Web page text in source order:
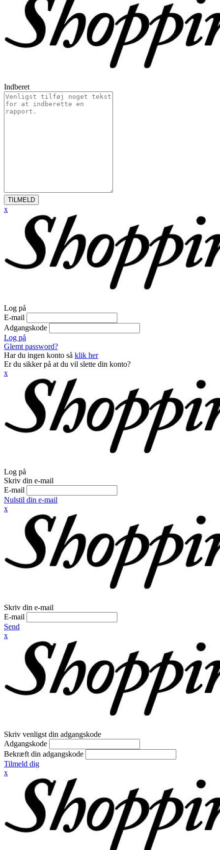
Indberet
TILMELD
x
Log på
E-mail
Adgangskode
Log på
Glemt password?
Har du ingen konto så klik her
Er du sikker på at du vil slette din konto?
x
Log på
Skriv din e-mail
E-mail
Nulstil din e-mail
x
Skriv din e-mail
E-mail
Send
x
Skriv venligst din adgangskode
Adgangskode
Bekræft din adgangskode
Tilmeld dig
x